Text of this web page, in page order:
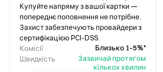
Купуйте напряму з вашої картки —
попереднє поповнення не потрібне.
Захист забезпечують провайдери з
сертифікацією PCI-DSS.
Комісії
Близько 1–5%*
Швидкість
Зазвичай протягом
кількох хвилин